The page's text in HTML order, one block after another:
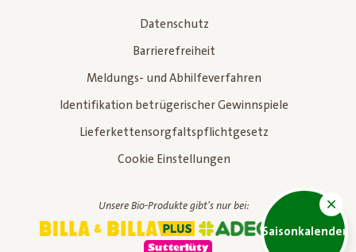
Saisonkalender
Datenschutz
Barrierefreiheit
Meldungs- und Abhilfeverfahren
Identifikation betrügerischer Gewinnspiele
Lieferkettensorgfaltspflichtgesetz
Cookie Einstellungen
Unsere Bio-Produkte gibt's nur bei: